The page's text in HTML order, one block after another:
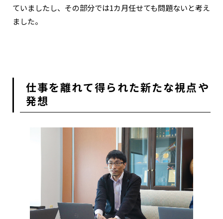
ていましたし、その部分では1カ月任せても問題ないと考え
ました。
仕事を離れて得られた新たな視点や
発想